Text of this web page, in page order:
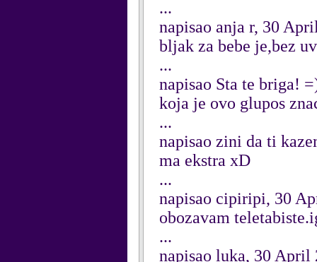
...
napisao anja r, 30
bljak za bebe je,bez
...
napisao Sta te briga!
koja je ovo glupos
...
napisao zini da ti
ma ekstra xD
...
napisao cipiripi, 30
obozavam
...
napisao luka, 30 April